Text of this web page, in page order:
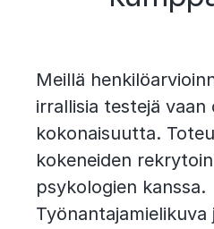
Meillä
irrallisia testejä
kokonaisuutta.
kokeneiden
psykologien kanssa.
Työnantajamielikuva